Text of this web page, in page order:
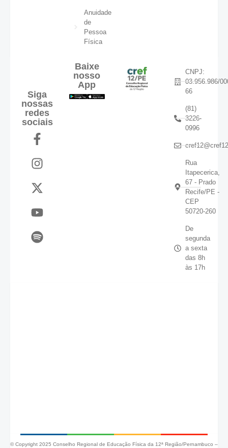
Anuidade
de
Pessoa
Física
Siga
nossas
redes
sociais
Baixe
nosso
App
CNPJ:
03.956.986/
66
(81)
3226-
0996
Rua
Itapecerica,
67 - Prado
Recife/PE -
CEP
50720-260
De
segunda
a sexta
das 8h
às 17h
© Copyright 2025 Conselho Regional de Educação Física da 12ª Região/Pernambuco –